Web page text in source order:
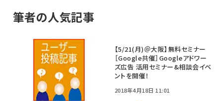
筆者の人気記事
【5/21(月)＠大阪】無料セミナー
［Google共催］Googleアドワー
ズ広告 活用セミナー&相談会イベ
ントを開催！
2018年4月18日 11:01